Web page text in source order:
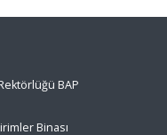
BAP
Binası